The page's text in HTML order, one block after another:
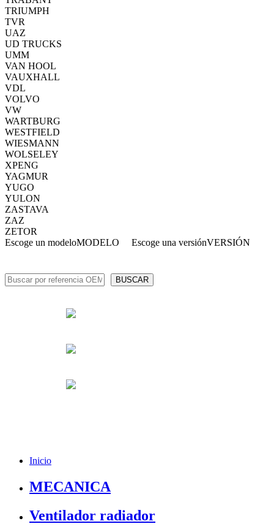
TRIUMPH
TVR
UAZ
UD TRUCKS
UMM
VAN HOOL
VAUXHALL
VDL
VOLVO
VW
WARTBURG
WESTFIELD
WIESMANN
WOLSELEY
XPENG
YAGMUR
YUGO
YULON
ZASTAVA
ZAZ
ZETOR
Escoge un modeloMODELO Escoge una versiónVERSIÓN
Inicio
MECANICA
Ventilador radiador